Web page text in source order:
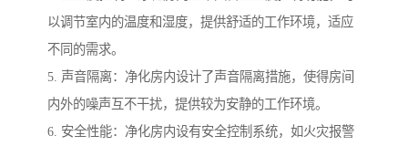
以调节室内的温度和湿度，提供舒适的工作环境，适应
不同的需求。
5. 声音隔离：净化房内设计了声音隔离措施，使得房间
内外的噪声互不干扰，提供较为安静的工作环境。
6. 安全性能：净化房内设有安全控制系统，如火灾报警